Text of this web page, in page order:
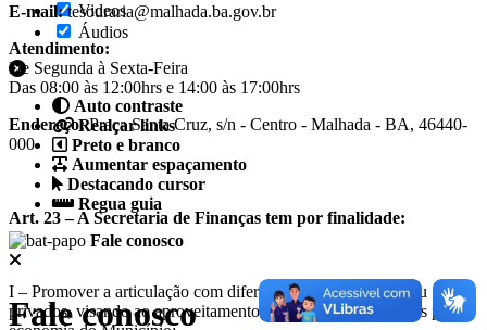
Videos
Áudios
Auto contraste
Realçar links
Preto e branco
Aumentar espaçamento
Destacando cursor
Regua guia
Fale conosco
Fale conosco
E-mail:tesouraria@malhada.ba.gov.br
Atendimento:
De Segunda à Sexta-Feira
Das 08:00 às 12:00hrs e 14:00 às 17:00hrs
Endereço:Praça Santa Cruz, s/n - Centro - Malhada - BA, 46440-
000
Art. 23 – A Secretaria de Finanças tem por finalidade:
I – Promover a articulação com diferentes órgãos públicos ou
privados, visando ao aproveitamento de recursos e incentivos para a